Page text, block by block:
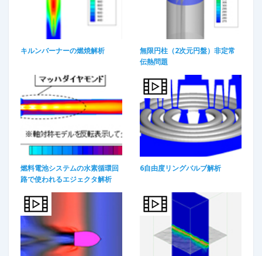
キルンバーナーの燃焼解析
無限円柱（2次元円盤）非定常
伝熱問題
燃料電池システムの水素循環回
路で使われるエジェクタ解析
6自由度リングバルブ解析